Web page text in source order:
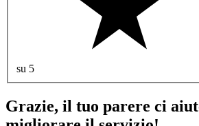
su 5
Grazie, il tuo parere ci